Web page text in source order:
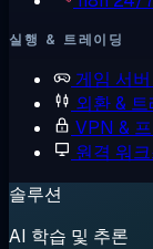
실행 & 트레이딩
게임 서버
외환 &
VPN &
원격 워
솔루션
AI 학습 및 추론